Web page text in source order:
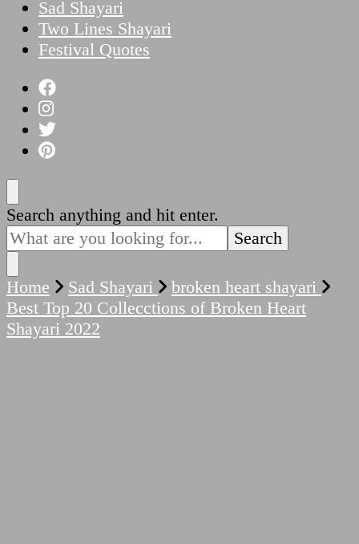
Sad Shayari
Two Lines Shayari
Festival Quotes
Looking
for
Something?
Search anything and hit enter.
Home Sad Shayari
broken heart shayari
Best Top 20 Collecctions of Broken Heart
Shayari 2022